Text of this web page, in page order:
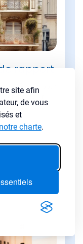
site afin
de vous
et
charte.
rapport
les étapes pour